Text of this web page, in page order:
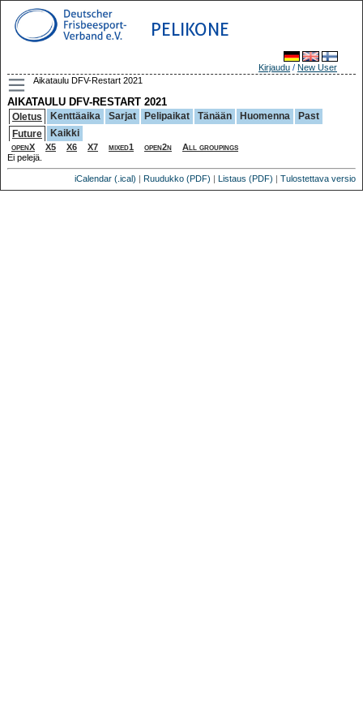
PELIKONE
Kirjaudu / New User
Aikataulu DFV-Restart 2021
AIKATAULU DFV-RESTART 2021
Oletus Kenttäaika Sarjat Pelipaikat Tänään Huomenna
Past
Future
Kaikki
openX X5 X6 X7 mixed1 open2n
All groupings
Ei pelejä.
iCalendar (.ical) | Ruudukko (PDF) | Listaus (PDF) | Tulostettava versio